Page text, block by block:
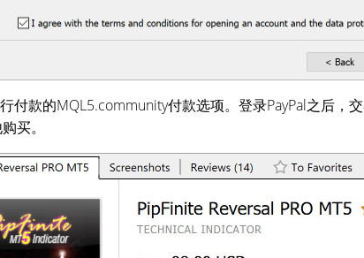
付款的MQL5.community付款选项。登录PayPal之后，
买。